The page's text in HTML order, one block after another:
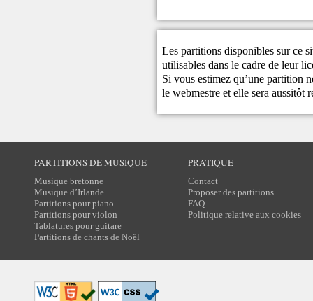
Les partitions disponibles sur ce
utilisables dans le cadre de leur
Si vous estimez qu’une partition
lewebmestre et elle sera aussitôt
PARTITIONS DE MUSIQUE
Musique bretonne
Musique d’Irlande
Partitions pour piano
Partitions pour violon
Tablatures pour guitare
Partitions de chants de Noël
PRATIQUE
Contact
Proposer des partitions
FAQ
Politique relative aux cookies